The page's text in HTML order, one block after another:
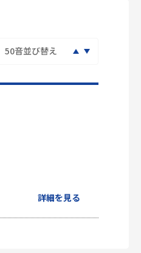
詳細を見る